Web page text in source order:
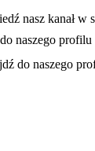
się w nowej
nasz kanał w
karcie
naszego
otwiera się w nowej
do naszego